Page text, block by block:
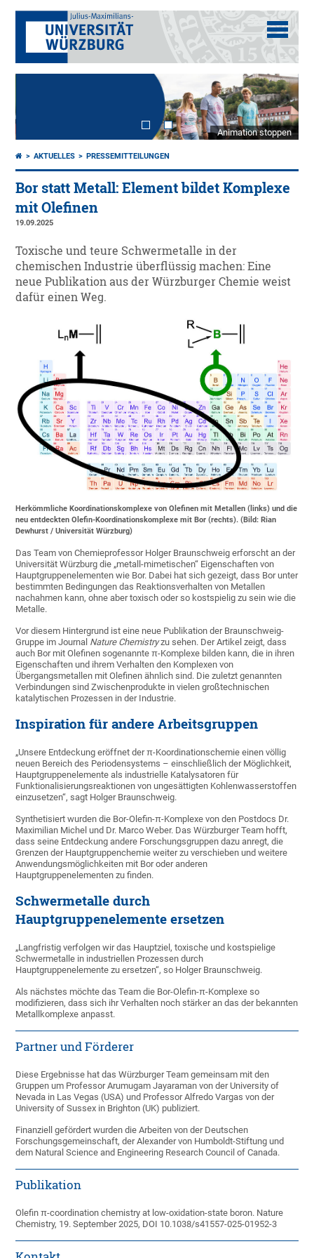
Animation stoppen
AKTUELLES PRESSEMITTEILUNGEN
Bor statt Metall: Element bildet Komplexe
mit Olefinen
19.09.2025
Toxische und teure Schwermetalle in der
chemischen Industrie überflüssig machen: Eine
neue Publikation aus der Würzburger Chemie weist
dafür einen Weg.
Herkömmliche Koordinationskomplexe von Olefinen mit Metallen (links) und die
neu entdeckten Olefin-Koordinationskomplexe mit Bor (rechts). (Bild: Rian
Dewhurst / Universität Würzburg)
Das Team von Chemieprofessor Holger Braunschweig erforscht an der
Universität Würzburg die „metall-mimetischen“ Eigenschaften von
Hauptgruppenelementen wie Bor. Dabei hat sich gezeigt, dass Bor unter
bestimmten Bedingungen das Reaktionsverhalten von Metallen
nachahmen kann, ohne aber toxisch oder so kostspielig zu sein wie die
Metalle.
Vor diesem Hintergrund ist eine neue Publikation der Braunschweig-
Gruppe im Journal Nature Chemistryzu sehen. Der Artikel zeigt, dass
auch Bor mit Olefinen sogenannte π-Komplexe bilden kann, die in ihren
Eigenschaften und ihrem Verhalten den Komplexen von
Übergangsmetallen mit Olefinen ähnlich sind. Die zuletzt genannten
Verbindungen sind Zwischenprodukte in vielen großtechnischen
katalytischen Prozessen in der Industrie.
Inspiration für andere Arbeitsgruppen
„Unsere Entdeckung eröffnet der π-Koordinationschemie einen völlig
neuen Bereich des Periodensystems – einschließlich der Möglichkeit,
Hauptgruppenelemente als industrielle Katalysatoren für
Funktionalisierungsreaktionen von ungesättigten Kohlenwasserstoffen
einzusetzen“, sagt Holger Braunschweig.
Synthetisiert wurden die Bor-Olefin-π-Komplexe von den Postdocs Dr.
Maximilian Michel und Dr. Marco Weber. Das Würzburger Team hofft,
dass seine Entdeckung andere Forschungsgruppen dazu anregt, die
Grenzen der Hauptgruppenchemie weiter zu verschieben und weitere
Anwendungsmöglichkeiten mit Bor oder anderen
Hauptgruppenelementen zu finden.
Schwermetalle durch
Hauptgruppenelemente ersetzen
„Langfristig verfolgen wir das Hauptziel, toxische und kostspielige
Schwermetalle in industriellen Prozessen durch
Hauptgruppenelemente zu ersetzen“, so Holger Braunschweig.
Als nächstes möchte das Team die Bor-Olefin-π-Komplexe so
modifizieren, dass sich ihr Verhalten noch stärker an das der bekannten
Metallkomplexe anpasst.
Partner und Förderer
Diese Ergebnisse hat das Würzburger Team gemeinsam mit den
Gruppen um Professor Arumugam Jayaraman von der University of
Nevada in Las Vegas (USA) und Professor Alfredo Vargas von der
University of Sussex in Brighton (UK) publiziert.
Finanziell gefördert wurden die Arbeiten von der Deutschen
Forschungsgemeinschaft, der Alexander von Humboldt-Stiftung und
dem Natural Science and Engineering Research Council of Canada.
Publikation
Olefin π-coordination chemistry at low-oxidation-state boron. Nature
Chemistry, 19. September 2025, DOI 10.1038/s41557-025-01952-3